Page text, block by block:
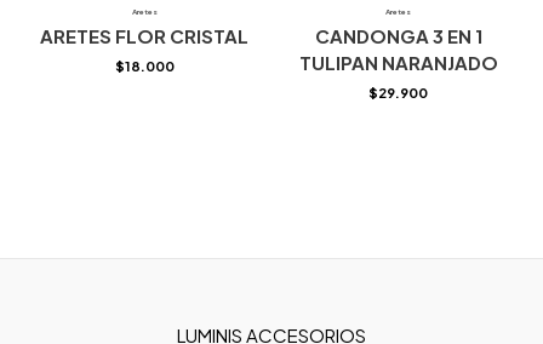
Aretes
ARETES FLOR CRISTAL
$18.000
Aretes
CANDONGA 3 EN 1
TULIPAN NARANJADO
$29.900
LUMINIS ACCESORIOS